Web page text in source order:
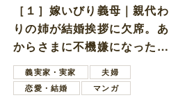
［１］嫁いびり義母｜親代わ
りの姉が結婚挨拶に欠席。あ
からさまに不機嫌になった義
母義実家・実家
夫婦
恋愛・結婚
マンガ